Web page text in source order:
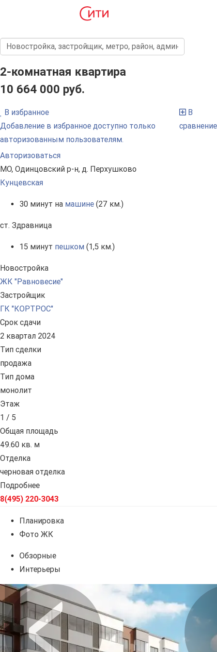
2-комнатная квартира
10 664 000 руб.
В избранное
Добавление в избранное доступно только
авторизованным пользователям.
Авторизоваться
В
сравнение
МО, Одинцовский р-н, д. Перхушково
Кунцевская
30 минут на машине (27 км.)
ст. Здравница
15 минут пешком (1,5 км.)
Новостройка
ЖК "Равновесие"
Застройщик
ГК "КОРТРОС"
Срок сдачи
2 квартал 2024
Тип сделки
продажа
Тип дома
монолит
Этаж
1 / 5
Общая площадь
49.60 кв. м
Отделка
черновая отделка
Подробнее
8(495) 220-3043
Планировка
Фото ЖК
Обзорные
Интерьеры